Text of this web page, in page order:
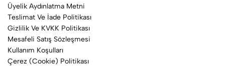
Üyelik Aydınlatma Metni
Teslimat Ve İade Politikası
Gizlilik Ve KVKK Politikası
Mesafeli Satış Sözleşmesi
Kullanım Koşulları
Çerez (Cookie) Politikası